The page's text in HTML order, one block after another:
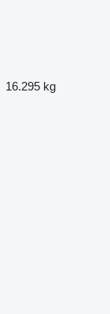
16.295 kg